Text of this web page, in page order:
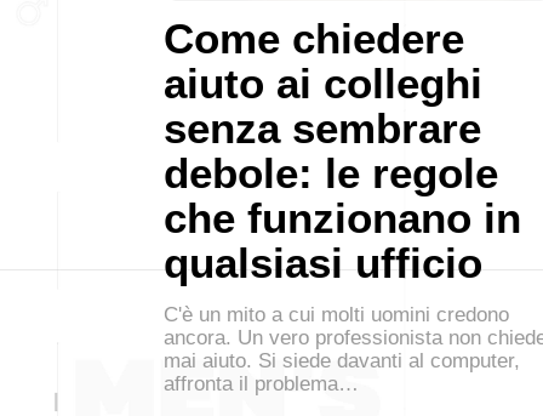
Come chiedere
aiuto ai colleghi
senza sembrare
debole: le regole
che funzionano in
qualsiasi ufficio
C'è un mito a cui molti uomini credono
ancora. Un vero professionista non
mai aiuto. Si siede davanti al computer,
affronta il problema…